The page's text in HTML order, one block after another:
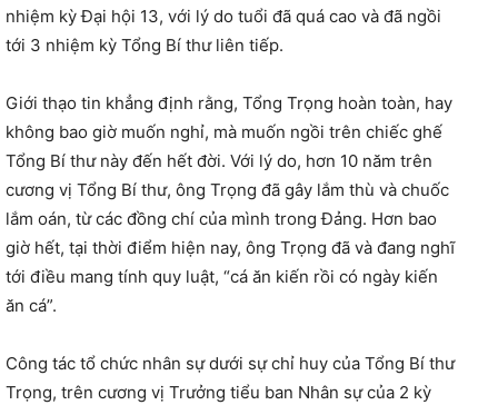
nhiệm kỳ Đại hội 13, với lý do tuổi đã quá cao và đã ngồi
tới 3 nhiệm kỳ Tổng Bí thư liên tiếp.
Giới thạo tin khẳng định rằng, Tổng Trọng hoàn toàn, hay
không bao giờ muốn nghỉ, mà muốn ngồi trên chiếc ghế
Tổng Bí thư này đến hết đời. Với lý do, hơn 10 năm trên
cương vị Tổng Bí thư, ông Trọng đã gây lắm thù và chuốc
lắm oán, từ các đồng chí của mình trong Đảng. Hơn bao
giờ hết, tại thời điểm hiện nay, ông Trọng đã và đang nghĩ
tới điều mang tính quy luật, “cá ăn kiến rồi có ngày kiến
ăn cá”.
Công tác tổ chức nhân sự dưới sự chỉ huy của Tổng Bí thư
Trọng, trên cương vị Trưởng tiểu ban Nhân sự của 2 kỳ